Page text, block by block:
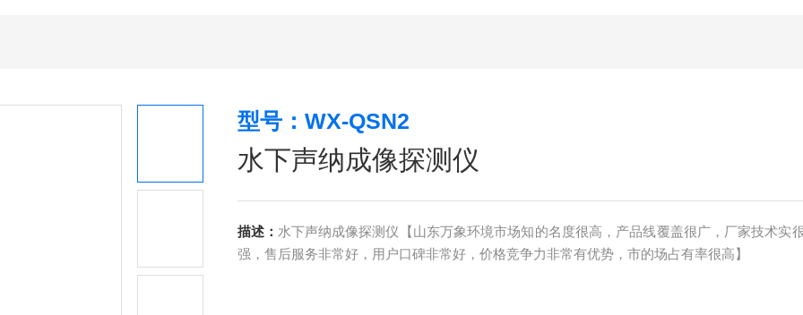
型号：WX-QSN2
水下声纳成像探测仪
描述： 水下声纳成像探测仪【山东万象环境市场知的名度很高，产品线覆盖很广，厂家技术实
强，售后服务非常好，用户口碑非常好，价格竞争力非常有优势，市的场占有率很高】